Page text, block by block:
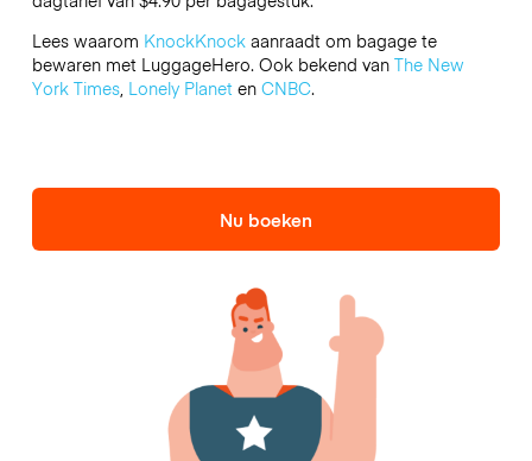
Lees waarom KnockKnockaanraadt om bagage te
bewaren met LuggageHero. Ook bekend van The New
York Times, Lonely Planeten CNBC.
Nu boeken